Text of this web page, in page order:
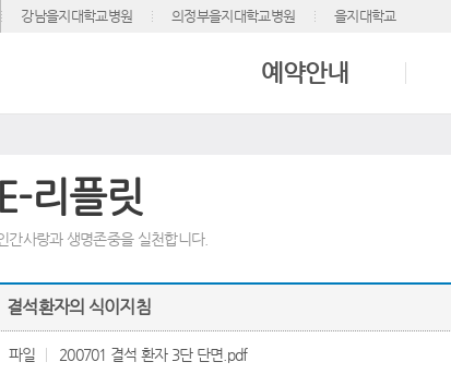
강남을지대학교병원 의정부을지대학교병원 을지대학교
예약안내
E-리플릿
간사랑과 생명존중을 실천합니다.
결석환자의 식이지침
파일 200701 결석 환자 3단 단면.pdf